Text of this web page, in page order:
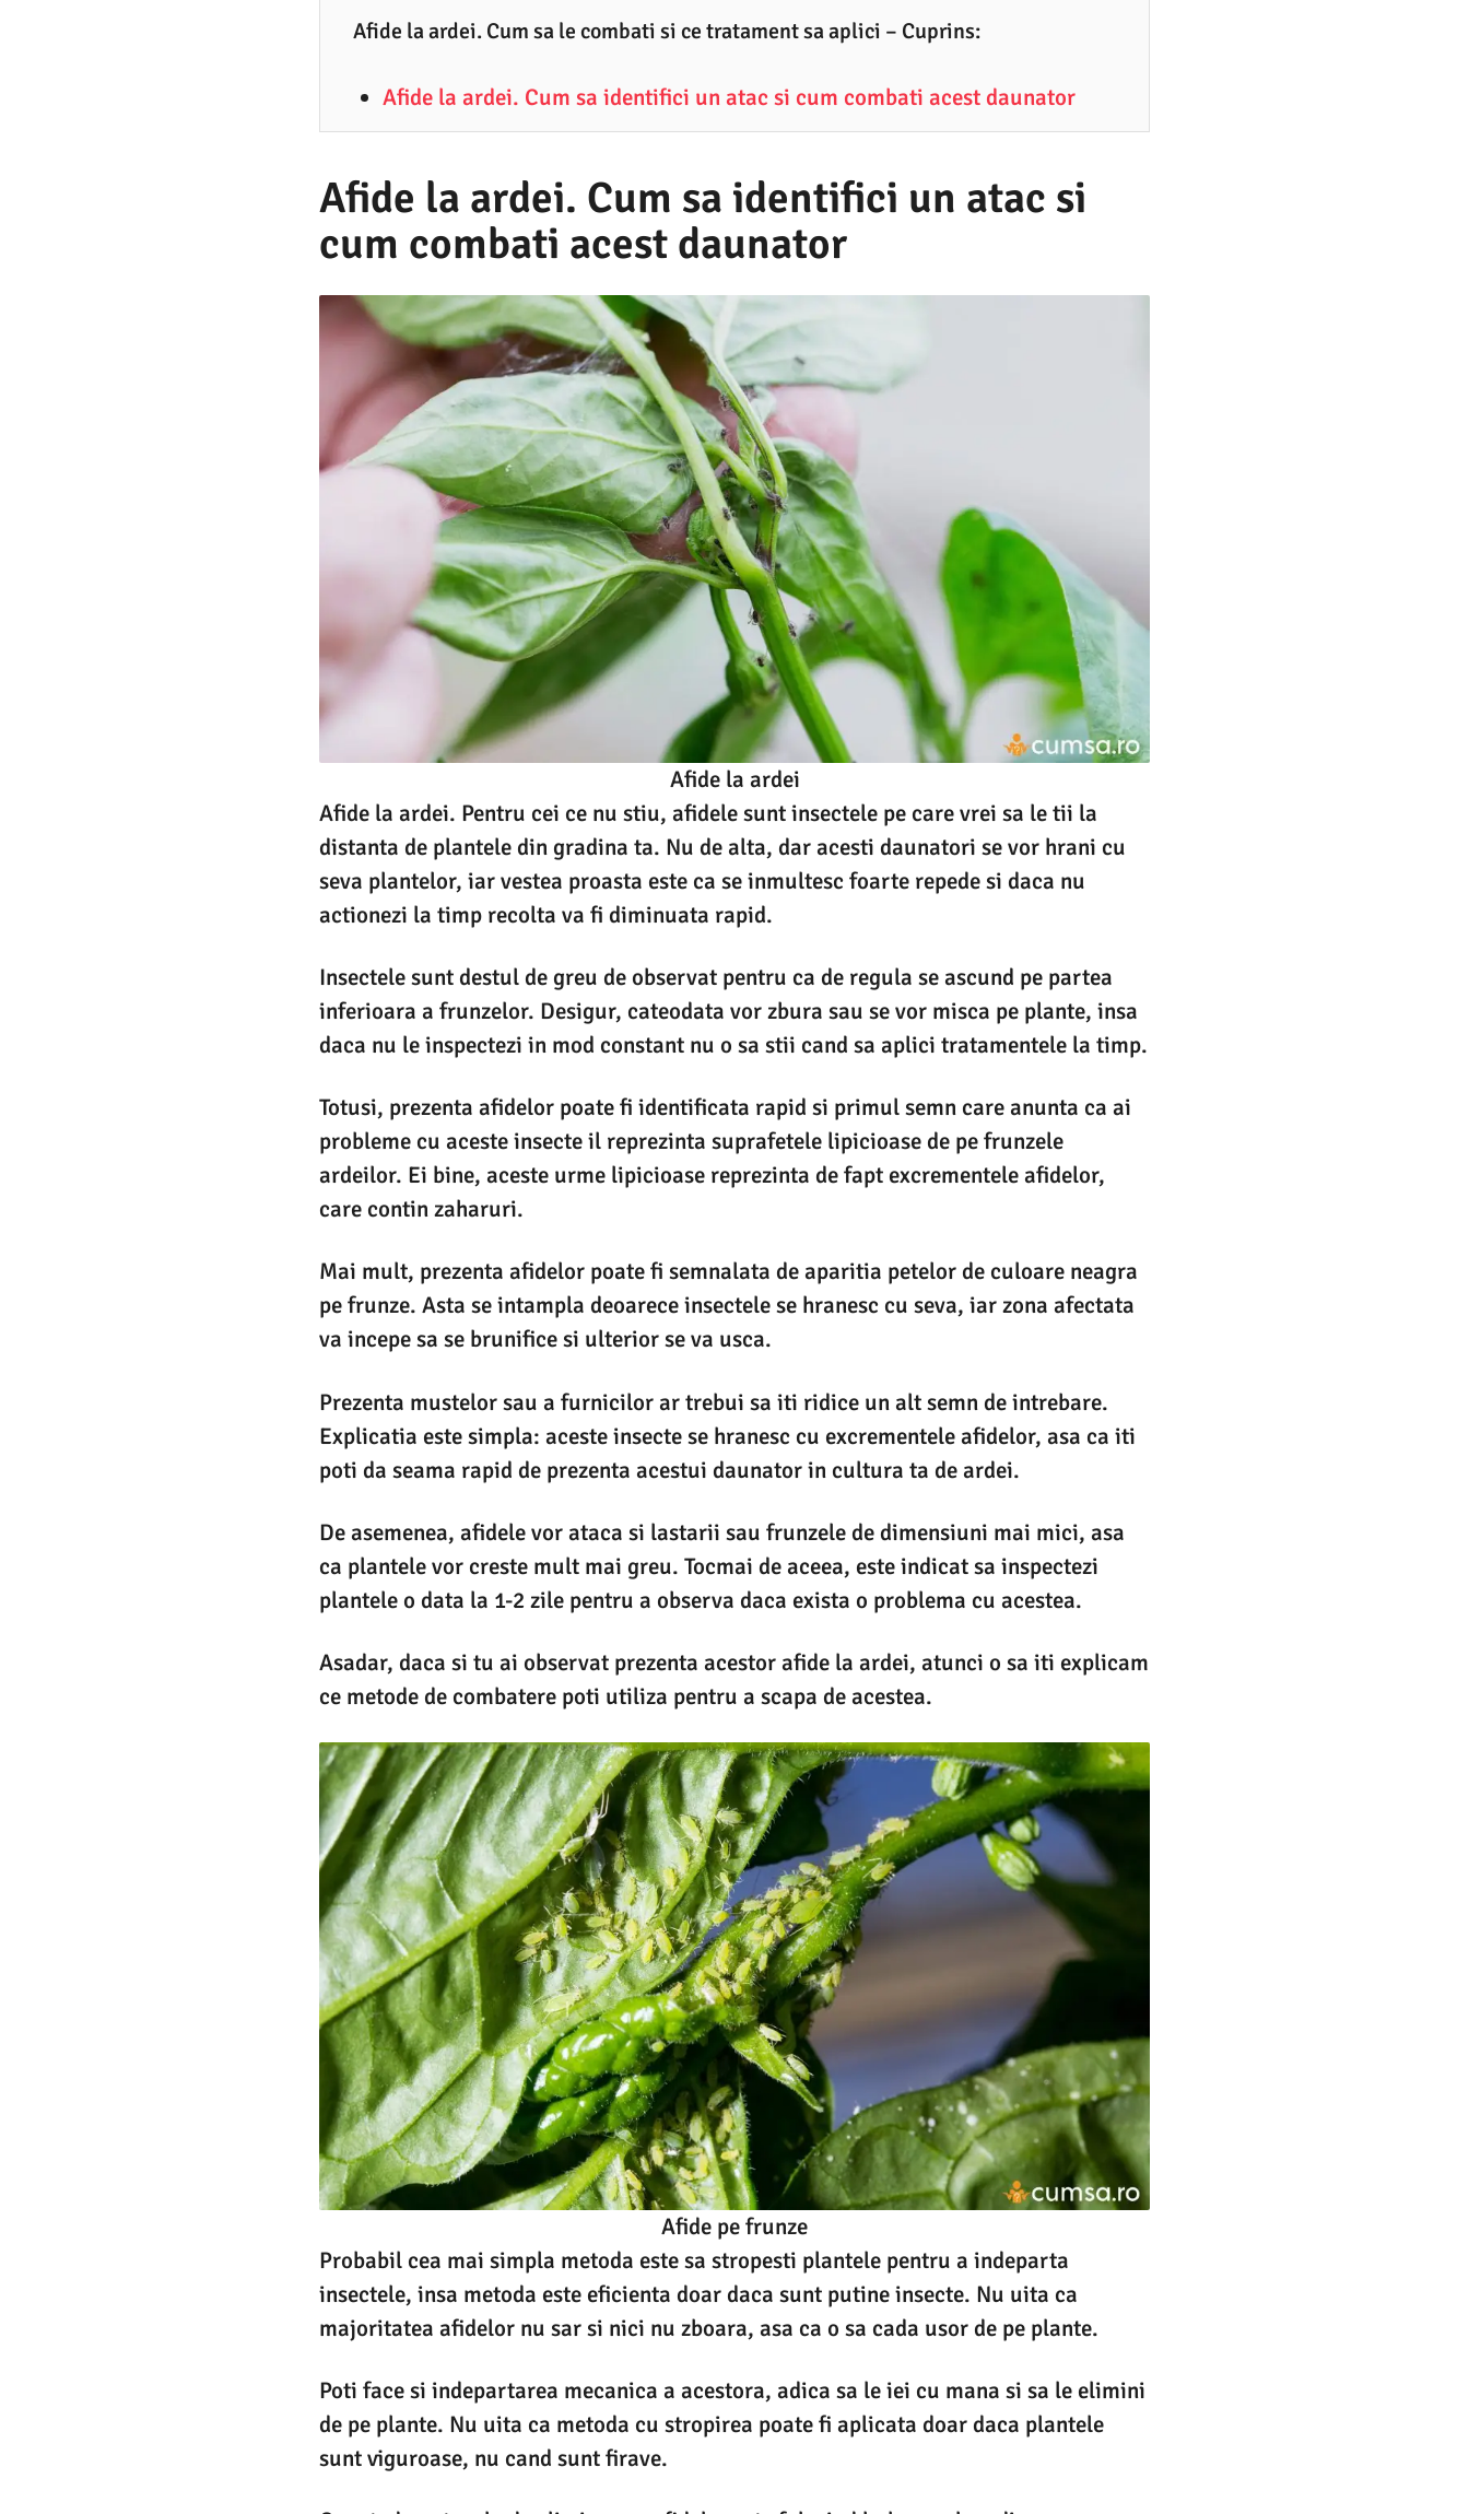
Afide la ardei. Cum sa le combati si ce tratament sa aplici – Cuprins:
Afide la ardei. Cum sa identifici un atac si cum combati acest daunator
Afide la ardei. Cum sa identifici un atac si
cum combati acest daunator
Afide la ardei
Afide la ardei. Pentru cei ce nu stiu, afidele sunt insectele pe care vrei sa le tii la
distanta de plantele din gradina ta. Nu de alta, dar acesti daunatori se vor hrani cu
seva plantelor, iar vestea proasta este ca se inmultesc foarte repede si daca nu
actionezi la timp recolta va fi diminuata rapid.
Insectele sunt destul de greu de observat pentru ca de regula se ascund pe partea
inferioara a frunzelor. Desigur, cateodata vor zbura sau se vor misca pe plante, insa
daca nu le inspectezi in mod constant nu o sa stii cand sa aplici tratamentele la timp.
Totusi, prezenta afidelor poate fi identificata rapid si primul semn care anunta ca ai
probleme cu aceste insecte il reprezinta suprafetele lipicioase de pe frunzele
ardeilor. Ei bine, aceste urme lipicioase reprezinta de fapt excrementele afidelor,
care contin zaharuri.
Mai mult, prezenta afidelor poate fi semnalata de aparitia petelor de culoare neagra
pe frunze. Asta se intampla deoarece insectele se hranesc cu seva, iar zona afectata
va incepe sa se brunifice si ulterior se va usca.
Prezenta mustelor sau a furnicilor ar trebui sa iti ridice un alt semn de intrebare.
Explicatia este simpla: aceste insecte se hranesc cu excrementele afidelor, asa ca iti
poti da seama rapid de prezenta acestui daunator in cultura ta de ardei.
De asemenea, afidele vor ataca si lastarii sau frunzele de dimensiuni mai mici, asa
ca plantele vor creste mult mai greu. Tocmai de aceea, este indicat sa inspectezi
plantele o data la 1-2 zile pentru a observa daca exista o problema cu acestea.
Asadar, daca si tu ai observat prezenta acestor afide la ardei, atunci o sa iti explicam
ce metode de combatere poti utiliza pentru a scapa de acestea.
Afide pe frunze
Probabil cea mai simpla metoda este sa stropesti plantele pentru a indeparta
insectele, insa metoda este eficienta doar daca sunt putine insecte. Nu uita ca
majoritatea afidelor nu sar si nici nu zboara, asa ca o sa cada usor de pe plante.
Poti face si indepartarea mecanica a acestora, adica sa le iei cu mana si sa le elimini
de pe plante. Nu uita ca metoda cu stropirea poate fi aplicata doar daca plantele
sunt viguroase, nu cand sunt firave.